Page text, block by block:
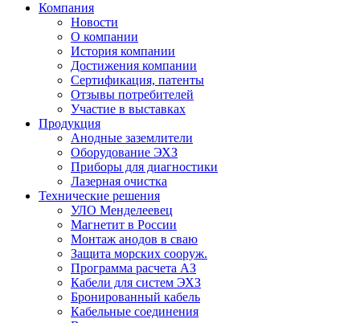
Компания
Новости
О компании
История компании
Достижения компании
Сертификация, патенты
Отзывы потребителей
Участие в выставках
Продукция
Анодные заземлители
Оборудование ЭХЗ
Приборы для диагностики
Лазерная очистка
Технические решения
УЛО Менделеевец
Магнетит в России
Монтаж анодов в сваю
Защита морских сооруж.
Программа расчета АЗ
Кабели для систем ЭХЗ
Бронированный кабель
Кабельные соединения